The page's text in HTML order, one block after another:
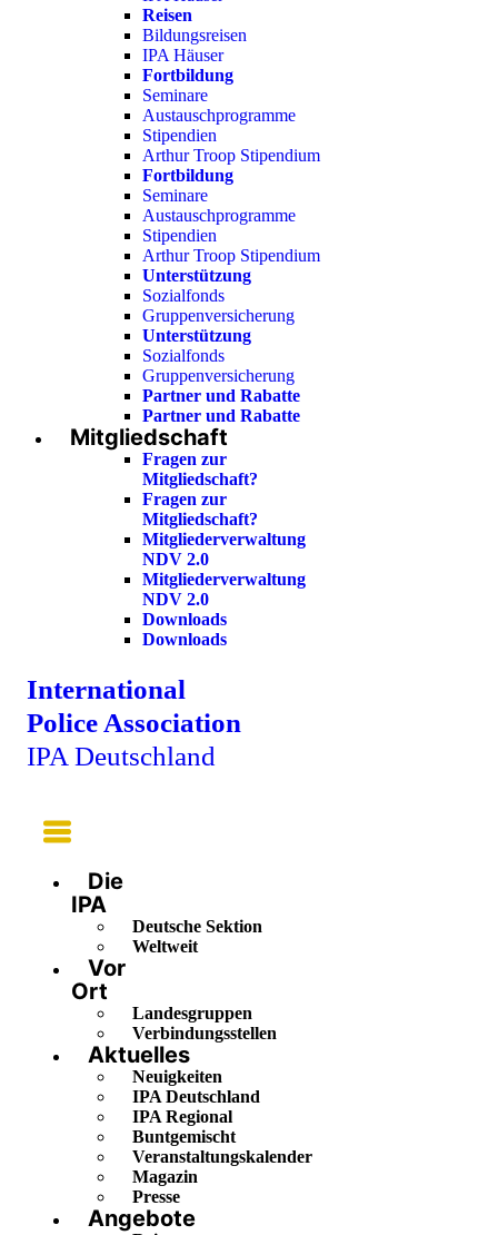
Reisen
Bildungsreisen
IPA Häuser
Fortbildung
Seminare
Austauschprogramme
Stipendien
Arthur Troop Stipendium
Fortbildung
Seminare
Austauschprogramme
Stipendien
Arthur Troop Stipendium
Unterstützung
Sozialfonds
Gruppenversicherung
Unterstützung
Sozialfonds
Gruppenversicherung
Partner und Rabatte
Partner und Rabatte
Mitgliedschaft
Fragen zur
Mitgliedschaft?
Fragen zur
Mitgliedschaft?
Mitgliederverwaltung
NDV 2.0
Mitgliederverwaltung
NDV 2.0
Downloads
Downloads
International
Police Association
IPA Deutschland
Main
Menu
Die
IPA
Deutsche Sektion
Weltweit
Vor
Ort
Landesgruppen
Verbindungsstellen
Aktuelles
Neuigkeiten
IPA Deutschland
IPA Regional
Buntgemischt
Veranstaltungskalender
Magazin
Presse
Angebote